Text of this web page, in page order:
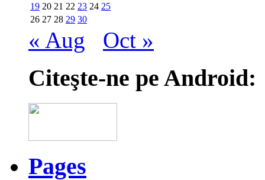
19 20 21 22 23 24 25
26 27 28 29 30
« Aug Oct »
Citeşte-ne pe Android:
Pages